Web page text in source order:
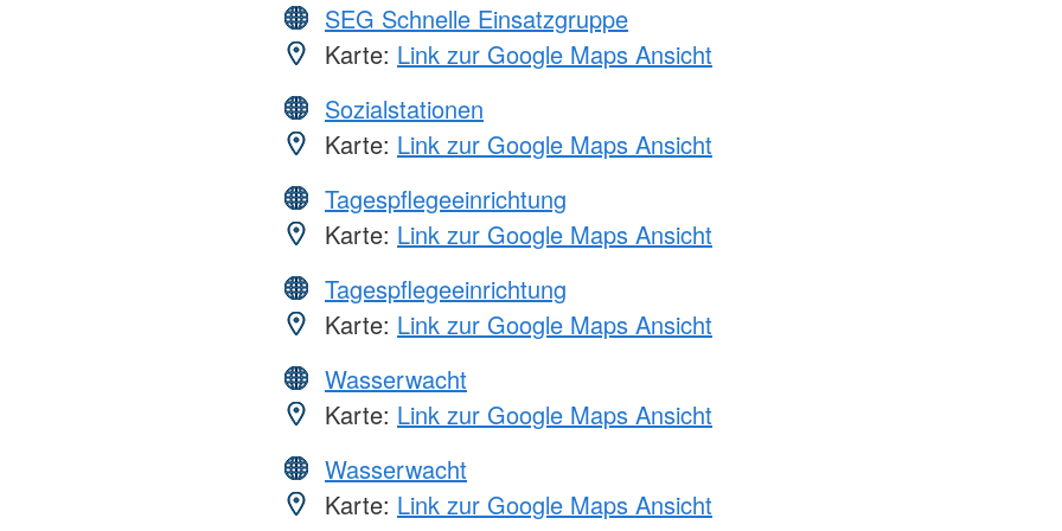
SEG Schnelle Einsatzgruppe
Karte: Link zur Google Maps Ansicht
Sozialstationen
Karte: Link zur Google Maps Ansicht
Tagespflegeeinrichtung
Karte: Link zur Google Maps Ansicht
Tagespflegeeinrichtung
Karte: Link zur Google Maps Ansicht
Wasserwacht
Karte: Link zur Google Maps Ansicht
Wasserwacht
Karte: Link zur Google Maps Ansicht